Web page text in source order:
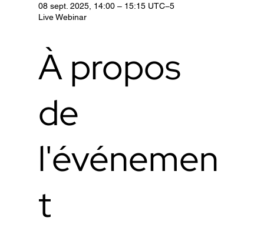
08 sept. 2025, 14:00 – 15:15 UTC−5
Live Webinar
À propos
de
l'événemen
t